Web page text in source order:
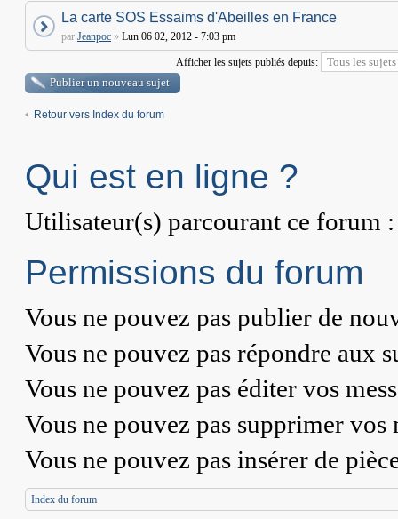
La carte SOS Essaims d'Abeilles en France
par Jeanpoc » Lun 06 02, 2012 - 7:03 pm
Afficher les sujets publiés depuis:
Publier un nouveau sujet
Retour vers Index du forum
Qui est en ligne ?
Utilisateur(s) parcourant ce forum
Permissions du forum
Vous ne pouvez pas publier de
Vous ne pouvez pas répondre aux
Vous ne pouvez pas éditer vos
Vous ne pouvez pas supprimer vos
Vous ne pouvez pas insérer de
Index du forum